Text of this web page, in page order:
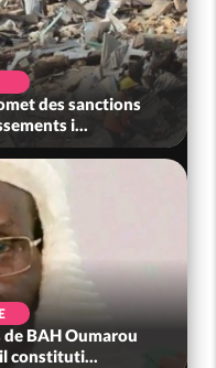
des sanctions
i...
de BAH Oumarou
constituti...